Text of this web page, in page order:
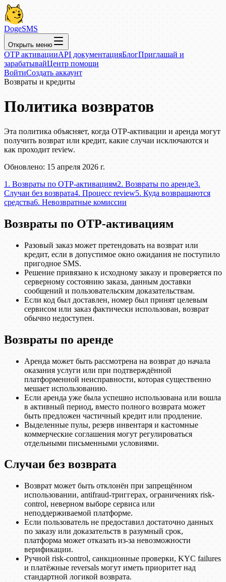
DogeSMS
Открыть меню
OTP активацииAPI документацияБлогПриглашай и
зарабатывайЦентр помощи
ВойтиСоздать аккаунт
Возвраты и кредиты
Политика возвратов
Эта политика объясняет, когда OTP-активации и аренда могут
получить возврат или кредит, какие случаи исключаются и
как проходит review.
Обновлено: 15 апреля 2026 г.
1 . Возвраты по OTP-активациям2. Возвраты по аренде3.
Случаи без возврата4. Процесс review5. Куда возвращаются
средства6. Невозвратные комиссии
Возвраты по OTP-активациям
Разовый заказ может претендовать на возврат или
кредит, если в допустимое окно ожидания не поступило
пригодное SMS.
Решение привязано к исходному заказу и проверяется по
серверному состоянию заказа, данным доставки
сообщений и пользовательским доказательствам.
Если код был доставлен, номер был принят целевым
сервисом или заказ фактически использован, возврат
обычно недоступен.
Возвраты по аренде
Аренда может быть рассмотрена на возврат до начала
оказания услуги или при подтверждённой
платформенной неисправности, которая существенно
мешает использованию.
Если аренда уже была успешно использована или вошла
в активный период, вместо полного возврата может
быть предложен частичный кредит или продление.
Выделенные пулы, резерв инвентаря и кастомные
коммерческие соглашения могут регулироваться
отдельными письменными условиями.
Случаи без возврата
Возврат может быть отклонён при запрещённом
использовании, antifraud-триггерах, ограничениях risk-
control, неверном выборе сервиса или
неподдерживаемой платформе.
Если пользователь не предоставил достаточно данных
по заказу или доказательств в разумный срок,
платформа может отказать из-за невозможности
верификации.
Ручной risk-control, санкционные проверки, KYC failures
и платёжные reversals могут иметь приоритет над
стандартной логикой возврата.